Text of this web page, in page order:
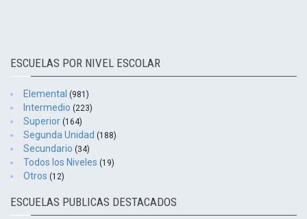
ESCUELAS POR NIVEL ESCOLAR
Elemental (981)
Intermedio (223)
Superior (164)
Segunda Unidad (188)
Secundario (34)
Todos los Niveles (19)
Otros (12)
ESCUELAS PUBLICAS DESTACADOS